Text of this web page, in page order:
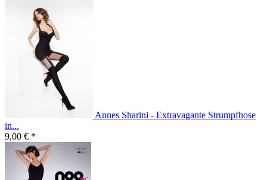
Annes Sharini - Extravagante Strumpfhose
in...
9,00 € *